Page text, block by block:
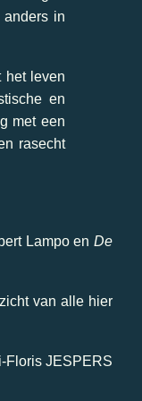
in
het leven
en
met een
rasecht
Lampo en De
van alle hier
Floris JESPERS